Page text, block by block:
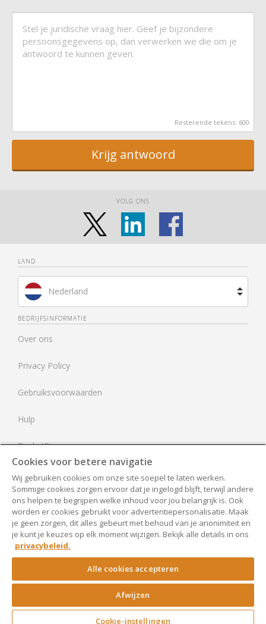
Resterende tekens: 600
Krijg antwoord
VOLG ONS
LAND
Nederland
Brazilië
Spanje
Frankrijk
Verenigd Koninkrijk
BEDRIJFSINFORMATIE
Over ons
Privacy Policy
Gebruiksvoorwaarden
Hulp
RocketSign
Neem contact op
Alle documenten
Toegankelijkheid
Cookie-instellingen
Copyright ©Rocket Lawyer
Cookies voor betere navigatie
Wij gebruiken cookies om onze site soepel te laten werken.
Sommige cookies zorgen ervoor dat je ingelogd blijft, terwijl andere
ons helpen te begrijpen welke inhoud voor jou belangrijk is. Ook
worden er cookies gebruikt voor advertentiepersonalisatie. Maak
je geen zorgen, dit alles gebeurt met behoud van je anonimiteit en
je kunt je keuzes op elk moment wijzigen. Bekijk alle details in ons
privacybeleid.
Alle cookies accepteren
Afwijzen
Cookie-instellingen